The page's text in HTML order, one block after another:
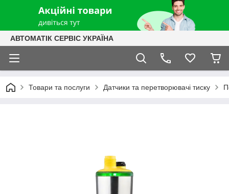
АВТОМАТІК СЕРВІС УКРАЇНА
Товари та послуги Датчики та перетворювачі тиску